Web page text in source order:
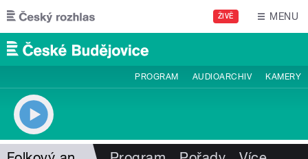
Přejít k hlavnímu obsahu
ŽIVĚ MENU
PROGRAM AUDIOARCHIV KAMERY